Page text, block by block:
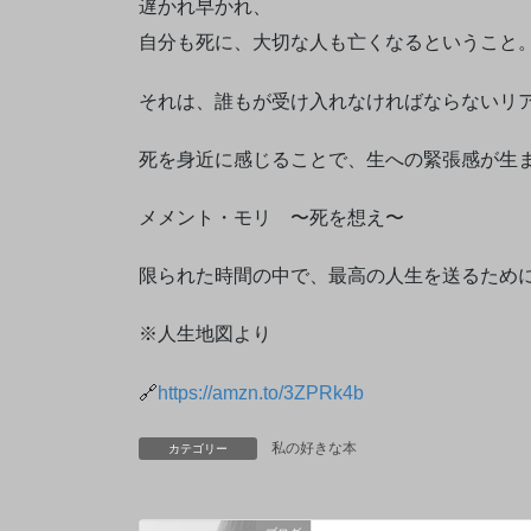
遅かれ早かれ、
自分も死に、大切な人も亡くなるということ。
それは、誰もが受け入れなければならないリ
死を身近に感じることで、生への緊張感が生
メメント・モリ 〜死を想え〜
限られた時間の中で、最高の人生を送るために
※人生地図より
🔗https://amzn.to/3ZPRk4b
カテゴリー 私の好きな本